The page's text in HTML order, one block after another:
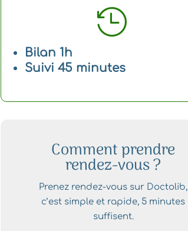
Bilan 1h
Suivi 45 minutes
Comment prendre
rendez-vous ?
Prenez rendez-vous sur Doctolib,
c’est simple et rapide, 5 minutes
suffisent.